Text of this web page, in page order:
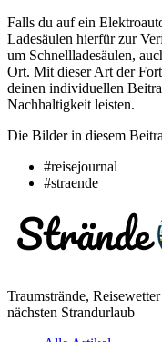
Falls du auf ein
Ladesäulen hierfür zur
um Schnellladesäulen,
Ort. Mit dieser Art der
deinen individuellen
Nachhaltigkeit leisten.
Die Bilder in diesem
#reisejournal
#straende
Traumstrände,
nächsten Strandurlaub